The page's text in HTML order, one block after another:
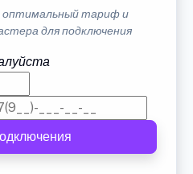
тариф и
для подключения